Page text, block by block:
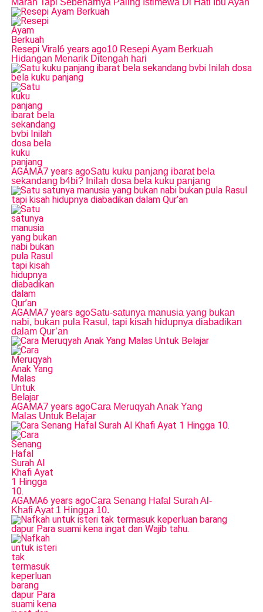
Marah Tapi Sebenarnya Paling Istimewa Di Hati Ibu Ayah
Resepi Viral 6 years ago10 Resepi Ayam Berkuah
Hidangan Menarik Ditengah hari
AGAMA7 years agoSatu kuku panjang ibarat bela
sekandang b4bi? Inilah dosa bela kuku panjang
AGAMA7 years agoSatu-satunya manusia yang bukan
nabi, bukan pula Rasul, tapi kisah hidupnya diabadikan
dalam Qur’an
AGAMA7 years agoCara Meruqyah Anak Yang
Malas Untuk Belajar
AGAMA6 years agoCara Senang Hafal Surah Al-
Khafi Ayat 1 Hingga 10.